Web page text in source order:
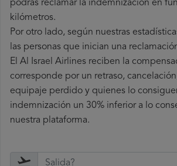
podrás reclamar la indemnización en
kilómetros.
Por otro lado, según nuestras
las personas que inician una
El Al Israel Airlines reciben la
corresponde por un retraso,
equipaje perdido y quienes lo
indemnización un 30% inferior a lo
nuestra plataforma.